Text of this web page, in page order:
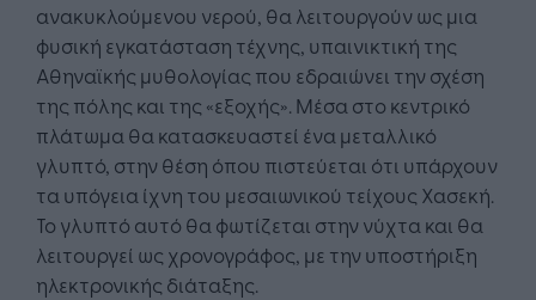
ανακυκλούμενου νερού, θα λειτουργούν ως μια
φυσική εγκατάσταση τέχνης, υπαινικτική της
Αθηναϊκής μυθολογίας που εδραιώνει την σχέση
της πόλης και της «εξοχής». Μέσα στο κεντρικό
πλάτωμα θα κατασκευαστεί ένα μεταλλικό
γλυπτό, στην θέση όπου πιστεύεται ότι υπάρχουν
τα υπόγεια ίχνη του μεσαιωνικού τείχους Χασεκή.
Το γλυπτό αυτό θα φωτίζεται στην νύχτα και θα
λειτουργεί ως χρονογράφος, με την υποστήριξη
ηλεκτρονικής διάταξης.